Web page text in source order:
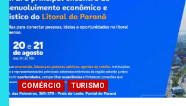
COMÉRCIO TURISMO